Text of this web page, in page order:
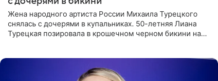
Жена народного артиста России Михаила Турецкого
снялась с дочерями в купальниках. 50-летняя Лиана
Турецкая позировала в крошечном черном бикини на